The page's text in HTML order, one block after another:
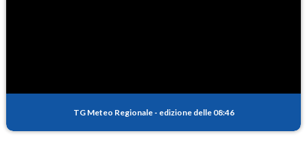
TG Meteo Regionale - edizione delle 08:46